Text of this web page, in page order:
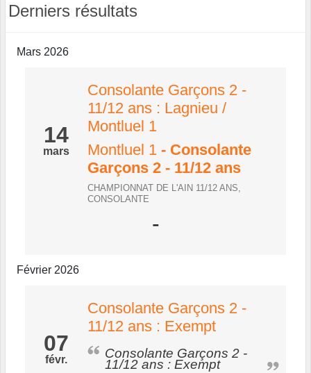
Derniers résultats
Mars 2026
14
mars
Consolante Garçons 2 -
11/12 ans : Lagnieu /
Montluel 1
Montluel 1 - Consolante
Garçons 2 - 11/12 ans
CHAMPIONNAT DE L'AIN 11/12 ANS,
CONSOLANTE
-
Février 2026
07
févr.
Consolante Garçons 2 -
11/12 ans : Exempt
Consolante Garçons 2 -
11/12 ans : Exempt